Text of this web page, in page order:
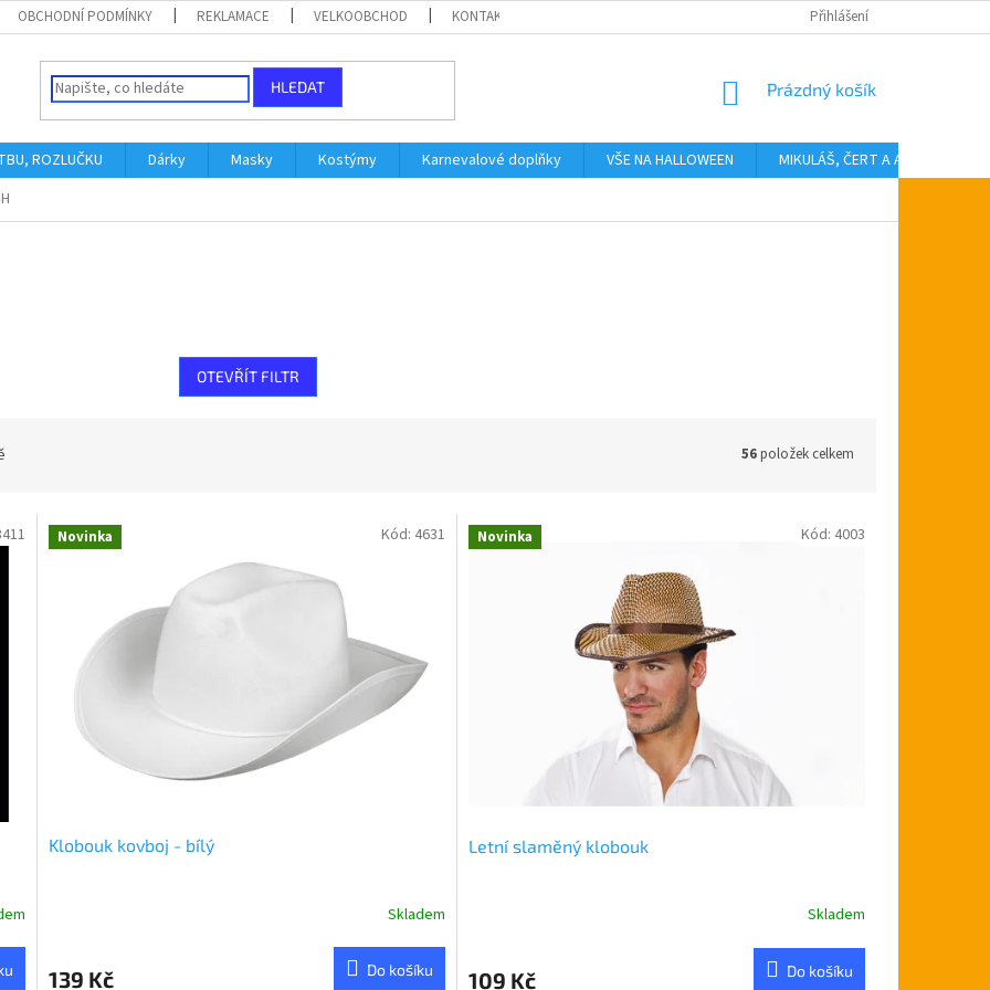
OBCHODNÍ PODMÍNKY REKLAMACE VELKOOBCHOD KONTAKTY Přihlášení
HLEDAT
NÁKUPNÍ
Prázdný košík
ROZLUČKU Dárky Masky Kostýmy Karnevalové doplňky VŠE NA HALLOWEEN MIKULÁŠ, ČERT A ANDĚL
OTEVŘÍT FILTR
56položek celkem
Novinka
Klobouk kovboj - bílý
Skladem
139 Kč Do košíku
Kód: 4631 Novinka
Letní slaměný klobouk
Skladem
109 Kč Do košíku
Kód: 4003